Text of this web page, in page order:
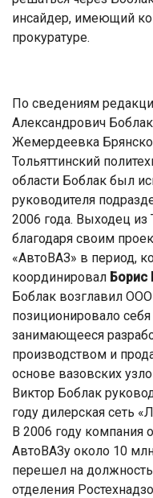
инсайдер, имеющий
прокуратуре.
По сведениям
Александрович
Жемердеевка
Тольяттинский
области Боблак был
руководителя
2006 года. Выходец из
благодаря своим
«АвтоВАЗ» в период,
координировал Борис
Боблак возглавил
позиционировало
занимающееся
производством и
основе вазовских
Виктор Боблак
году дилерская сеть
В 2006 году компания
АвтоВАЗу около 10
перешел на
отделения